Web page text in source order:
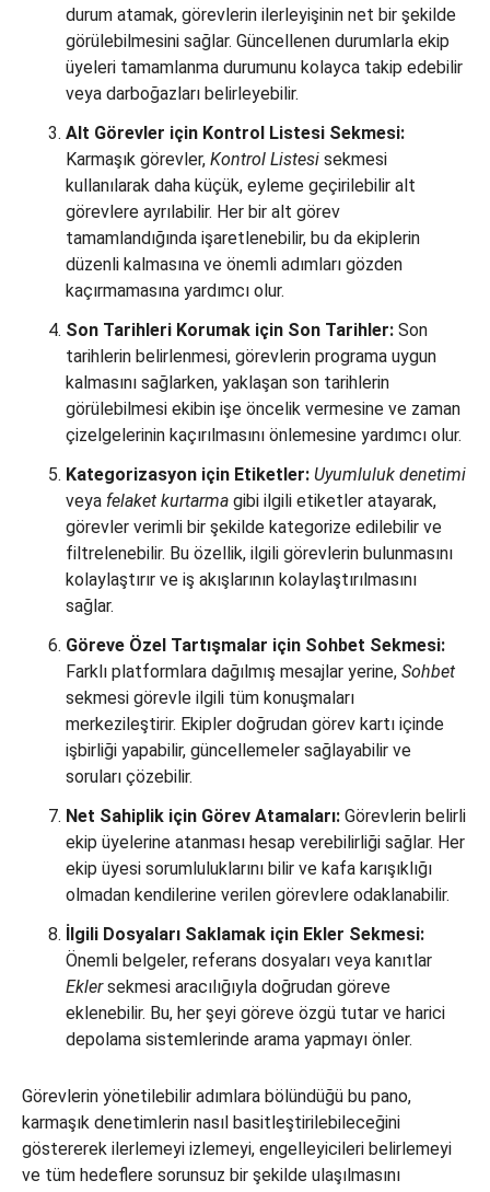
durum atamak, görevlerin ilerleyişinin net bir şekilde
görülebilmesini sağlar. Güncellenen durumlarla ekip
üyeleri tamamlanma durumunu kolayca takip edebilir
veya darboğazları belirleyebilir.
Alt Görevler için Kontrol Listesi Sekmesi:
Karmaşık görevler, Kontrol Listesi sekmesi
kullanılarak daha küçük, eyleme geçirilebilir alt
görevlere ayrılabilir. Her bir alt görev
tamamlandığında işaretlenebilir, bu da ekiplerin
düzenli kalmasına ve önemli adımları gözden
kaçırmamasına yardımcı olur.
Son Tarihleri Korumak için Son Tarihler: Son
tarihlerin belirlenmesi, görevlerin programa uygun
kalmasını sağlarken, yaklaşan son tarihlerin
görülebilmesi ekibin işe öncelik vermesine ve zaman
çizelgelerinin kaçırılmasını önlemesine yardımcı olur.
Kategorizasyon için Etiketler: Uyumluluk denetimi
veya felaket kurtarma gibi ilgili etiketler atayarak,
görevler verimli bir şekilde kategorize edilebilir ve
filtrelenebilir. Bu özellik, ilgili görevlerin bulunmasını
kolaylaştırır ve iş akışlarının kolaylaştırılmasını
sağlar.
Göreve Özel Tartışmalar için Sohbet Sekmesi:
Farklı platformlara dağılmış mesajlar yerine, Sohbet
sekmesi görevle ilgili tüm konuşmaları
merkezileştirir. Ekipler doğrudan görev kartı içinde
işbirliği yapabilir, güncellemeler sağlayabilir ve
soruları çözebilir.
Net Sahiplik için Görev Atamaları: Görevlerin belirli
ekip üyelerine atanması hesap verebilirliği sağlar. Her
ekip üyesi sorumluluklarını bilir ve kafa karışıklığı
olmadan kendilerine verilen görevlere odaklanabilir.
İlgili Dosyaları Saklamak için Ekler Sekmesi:
Önemli belgeler, referans dosyaları veya kanıtlar
Eklersekmesi aracılığıyla doğrudan göreve
eklenebilir. Bu, her şeyi göreve özgü tutar ve harici
depolama sistemlerinde arama yapmayı önler.
Görevlerin yönetilebilir adımlara bölündüğü bu pano,
karmaşık denetimlerin nasıl basitleştirilebileceğini
göstererek ilerlemeyi izlemeyi, engelleyicileri belirlemeyi
ve tüm hedeflere sorunsuz bir şekilde ulaşılmasını